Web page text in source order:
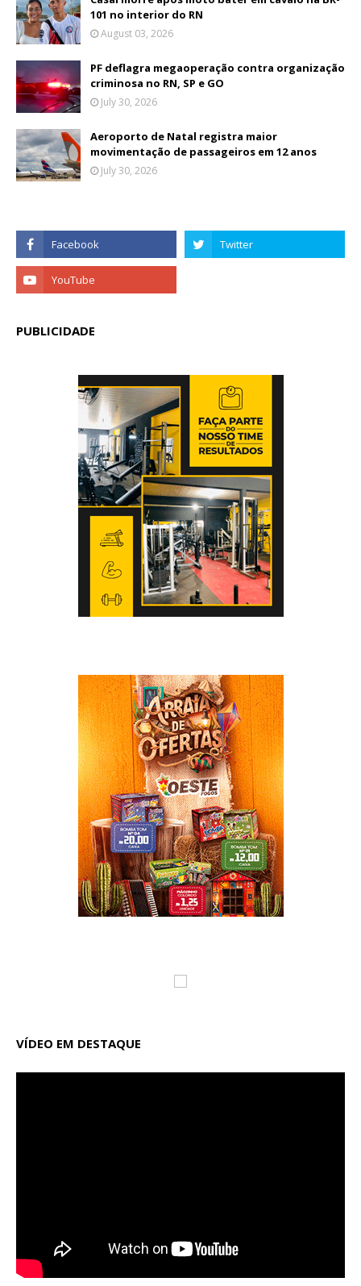
101 no interior do RN
August 03, 2026
PF deflagra megaoperação contra organização
criminosa no RN, SP e GO
July 30, 2026
Aeroporto de Natal registra maior
movimentação de passageiros em 12 anos
July 30, 2026
PUBLICIDADE
VÍDEO EM DESTAQUE